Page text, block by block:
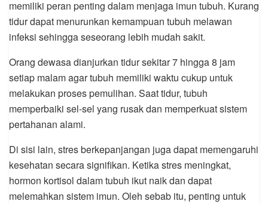
memiliki peran penting dalam menjaga imun tubuh. Kurang
tidur dapat menurunkan kemampuan tubuh melawan
infeksi sehingga seseorang lebih mudah sakit.
Orang dewasa dianjurkan tidur sekitar 7 hingga 8 jam
setiap malam agar tubuh memiliki waktu cukup untuk
melakukan proses pemulihan. Saat tidur, tubuh
memperbaiki sel-sel yang rusak dan memperkuat sistem
pertahanan alami.
Di sisi lain, stres berkepanjangan juga dapat memengaruhi
kesehatan secara signifikan. Ketika stres meningkat,
hormon kortisol dalam tubuh ikut naik dan dapat
melemahkan sistem imun. Oleh sebab itu, penting untuk